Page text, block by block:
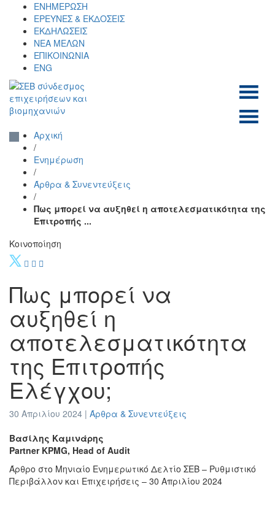
content
ΕΝΗΜΕΡΩΣΗ
ΕΡΕΥΝΕΣ & ΕΚΔΟΣΕΙΣ
ΕΚΔΗΛΩΣΕΙΣ
ΝΕΑ ΜΕΛΩΝ
ΕΠΙΚΟΙΝΩΝΙΑ
ENG
επιχειρήσεων και
βιομηχανιών
Αρχική
/
Ενημέρωση
/
Άρθρα & Συνεντεύξεις
/
Πως μπορεί να αυξηθεί η αποτελεσματικότητα της
Επιτροπής ...
Κοινοποίηση
Πως μπορεί να
αυξηθεί η
αποτελεσματικότητα
της Επιτροπής
Ελέγχου;
30 Απριλίου 2024 | Άρθρα & Συνεντεύξεις
Βασίλης Καμινάρης
Partner KPMG, Head of Audit
Άρθρο στο Μηνιαίο Ενημερωτικό Δελτίο ΣΕΒ – Ρυθμιστικό
Περιβάλλον και Επιχειρήσεις – 30 Απριλίου 2024